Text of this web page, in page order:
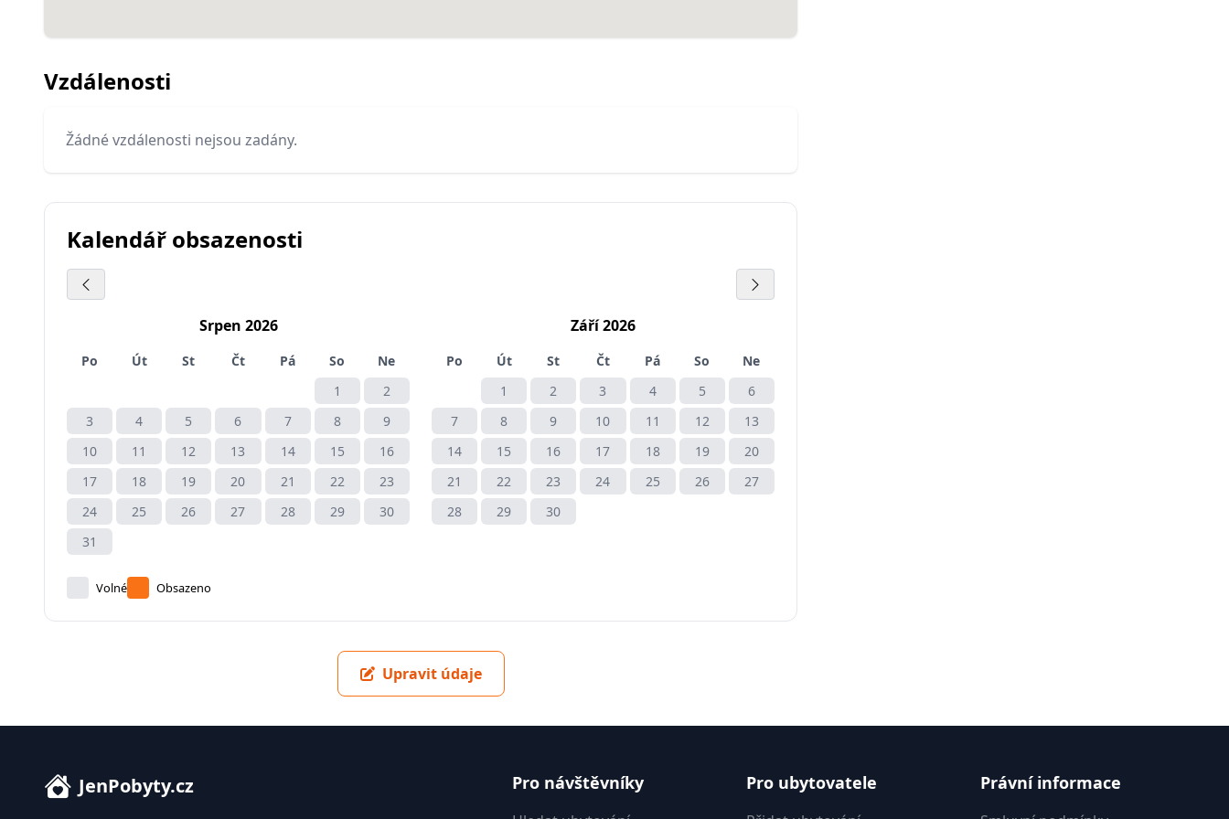
Vzdálenosti
Žádné vzdálenosti nejsou zadány.
Kalendář obsazenosti
Srpen 2026
Po Út St Čt Pá So
Ne
1
2
3
4 5 6 7 8
9
10
11 12 13 14 15
16
17
18 19 20 21 22
23
24
25 26 27 28 29
30
31
Září 2026
Po Út St Čt Pá So
Ne
1
2 3 4 5
6
7
8 9 10 11 12
13
14
15 16 17 18 19
20
21
22 23 24 25 26
27
28
29 30
Volné Obsazeno
Upravit údaje
JenPobyty.cz Pro návštěvníky Pro ubytovatele Právní informace